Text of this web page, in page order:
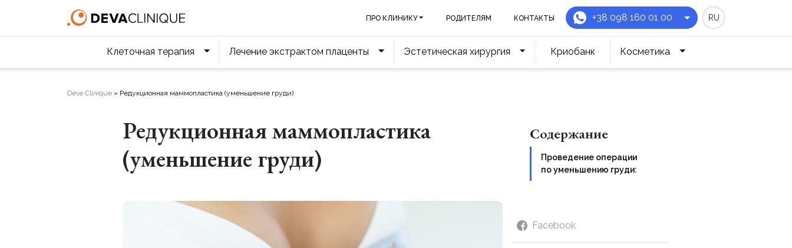
ПРО КЛИНИКУ РОДИТЕЛЯМ КОНТАКТЫ +38 098 160 01 00 RU
Клеточная терапия Лечение экстрактом плаценты Эстетическая хирургия Криобанк Косметика
Deva Clinique » Редукционная маммопластика (уменьшение груди)
Редукционная маммопластика
(уменьшение груди)
Содержание
Проведение операции
по уменьшению груди:
Facebook